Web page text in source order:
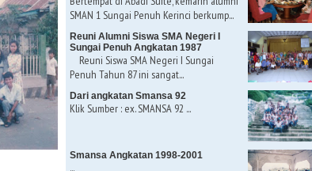
SMAN 1 Sungai Penuh Kerinci berkump...
Reuni Alumni Siswa SMA Negeri I
Sungai Penuh Angkatan 1987
Reuni Siswa SMA Negeri I Sungai
Penuh Tahun 87 ini sangat...
Dari angkatan Smansa 92
Klik Sumber : ex. SMANSA 92 ...
Smansa Angkatan 1998-2001
...